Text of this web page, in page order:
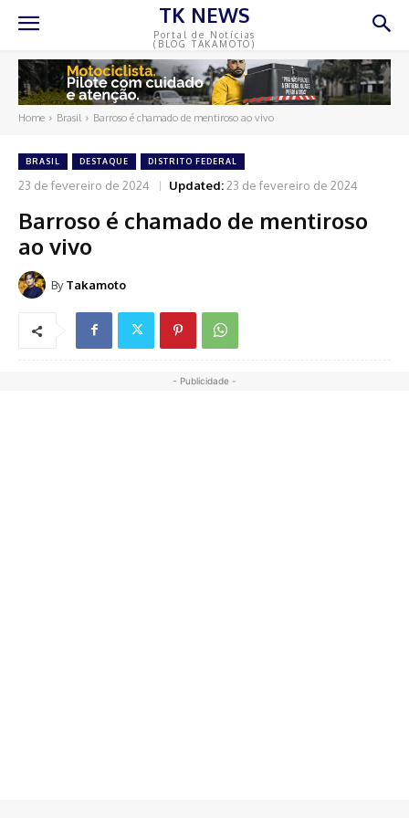
TK NEWS
Portal de Notícias
(BLOG TAKAMOTO)
Home Brasil Barroso é chamado de mentiroso ao vivo
BRASIL DESTAQUE DISTRITO FEDERAL
23 de fevereiro de 2024 Updated:23 de fevereiro de 2024
Barroso é chamado de mentiroso
ao vivo
By Takamoto
- Publicidade -